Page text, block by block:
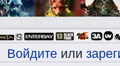
Войдите или